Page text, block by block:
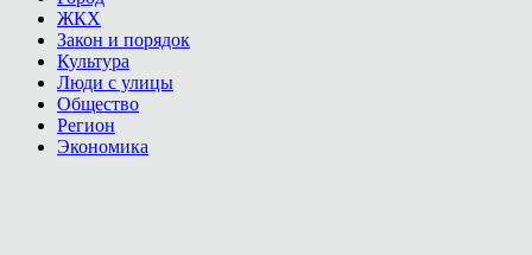
ЖКХ
Закон и порядок
Культура
Люди с улицы
Общество
Регион
Экономика